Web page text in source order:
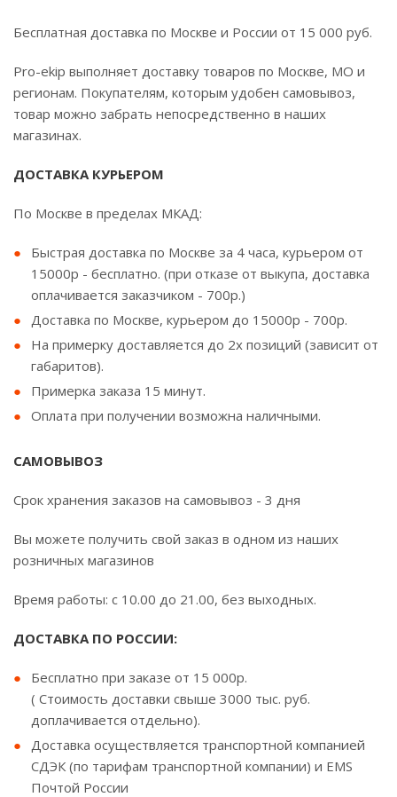
Бесплатная доставка по Москве и России от 15 000 руб.
Pro-ekip выполняет доставку товаров по Москве, МО и
регионам. Покупателям, которым удобен самовывоз,
товар можно забрать непосредственно в наших
магазинах.
ДОСТАВКА КУРЬЕРОМ
По Москве в пределах МКАД:
Быстрая доставка по Москве за 4 часа, курьером от
15000р - бесплатно. (при отказе от выкупа, доставка
оплачивается заказчиком - 700р.)
Доставка по Москве, курьером до 15000р - 700р.
На примерку доставляется до 2х позиций (зависит от
габаритов).
Примерка заказа 15 минут.
Оплата при получении возможна наличными.
САМОВЫВОЗ
Срок хранения заказов на самовывоз - 3 дня
Вы можете получить свой заказ в одном из наших
розничных магазинов
Время работы: с 10.00 до 21.00, без выходных.
ДОСТАВКА ПО РОССИИ:
Бесплатно при заказе от 15 000р.
( Стоимость доставки свыше 3000 тыс. руб.
доплачивается отдельно).
Доставка осуществляется транспортной компанией
СДЭК (по тарифам транспортной компании) и EMS
Почтой России